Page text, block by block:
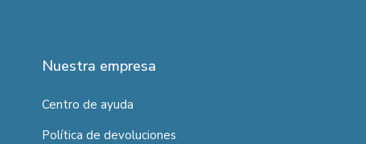
Nuestra empresa
Centro de ayuda
Política de devoluciones